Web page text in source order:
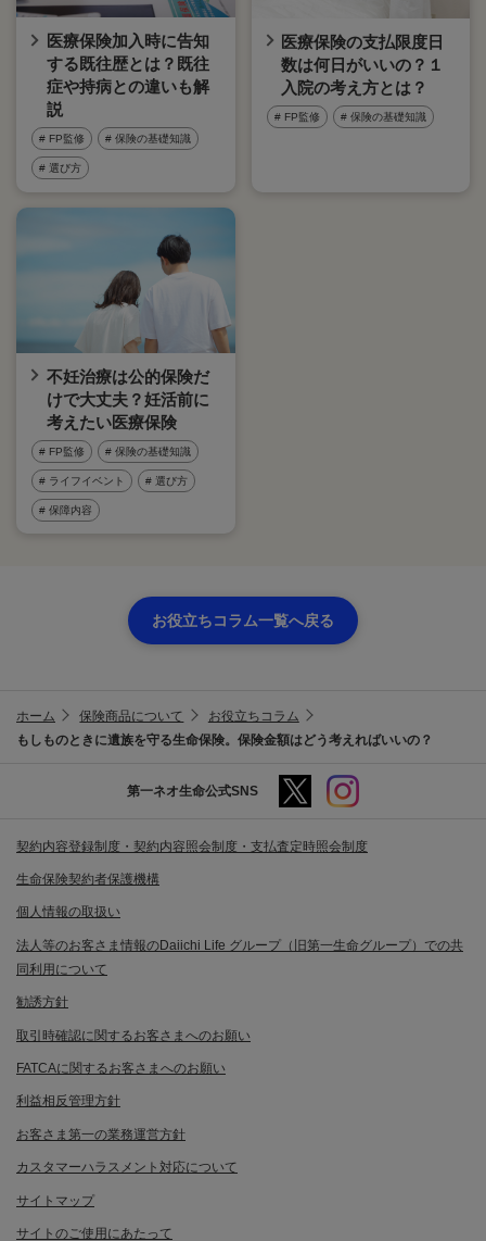
医療保険加入時に告知
する既往歴とは？既往
症や持病との違いも解
説
# FP監修 # 保険の基礎知識
# 選び方
医療保険の支払限度日
数は何日がいいの？１
入院の考え方とは？
# FP監修 # 保険の基礎知識
不妊治療は公的保険だ
けで大丈夫？妊活前に
考えたい医療保険
# FP監修 # 保険の基礎知識
# ライフイベント # 選び方
# 保障内容
お役立ちコラム一覧へ戻る
ホーム 保険商品について
お役立ちコラム
もしものときに遺族を守る生命保険。保険金額はどう考えればいいの？
第一ネオ生命公式SNS
契約内容登録制度・契約内容照会制度・支払査定時照会制度
生命保険契約者保護機構
個人情報の取扱い
法人等のお客さま情報のDaiichi Life グループ（旧第一生命グループ）での共
同利用について
勧誘方針
取引時確認に関するお客さまへのお願い
FATCAに関するお客さまへのお願い
利益相反管理方針
お客さま第一の業務運営方針
カスタマーハラスメント対応について
サイトマップ
サイトのご使用にあたって